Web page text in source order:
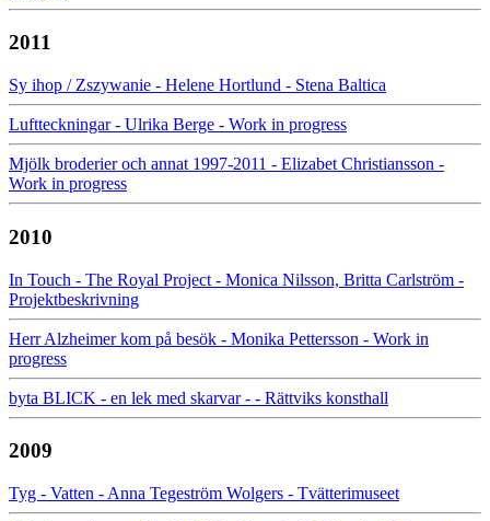
2011
Sy ihop / Zszywanie - Helene Hortlund - Stena Baltica
Luftteckningar - Ulrika Berge - Work in progress
Mjölk broderier och annat 1997-2011 - Elizabet Christiansson -
Work in progress
2010
In Touch - The Royal Project - Monica Nilsson, Britta Carlström -
Projektbeskrivning
Herr Alzheimer kom på besök - Monika Pettersson - Work in
progress
byta BLICK - en lek med skarvar - - Rättviks konsthall
2009
Tyg - Vatten - Anna Tegeström Wolgers - Tvätterimuseet